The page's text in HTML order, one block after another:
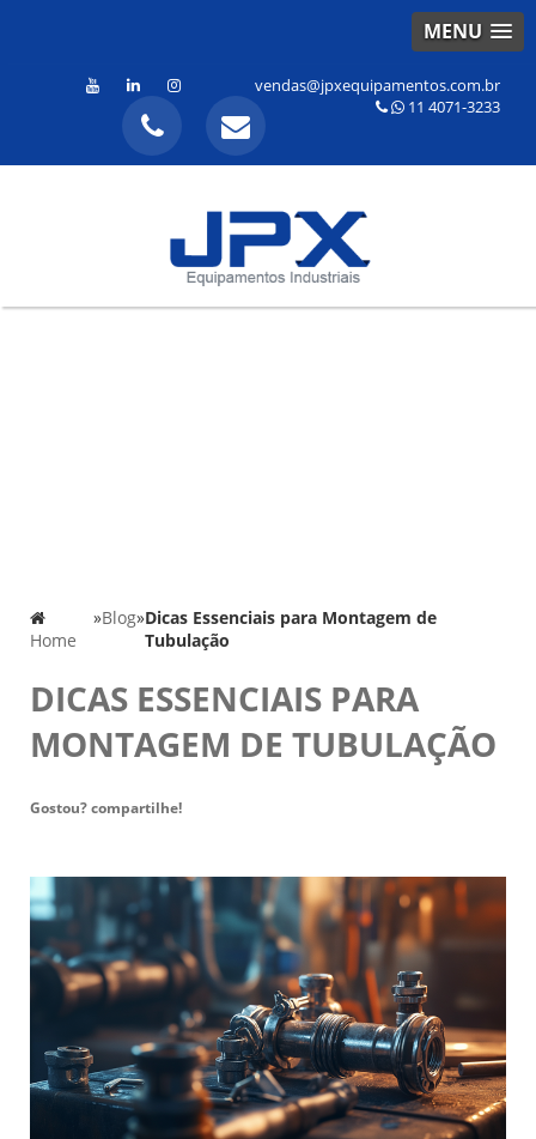
MENU
vendas@jpxequipamentos.com.br
11 4071-3233
Home
»Blog»Dicas Essenciais para Montagem de
Tubulação
DICAS ESSENCIAIS PARA
MONTAGEM DE TUBULAÇÃO
Gostou? compartilhe!